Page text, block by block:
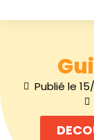
Publié le